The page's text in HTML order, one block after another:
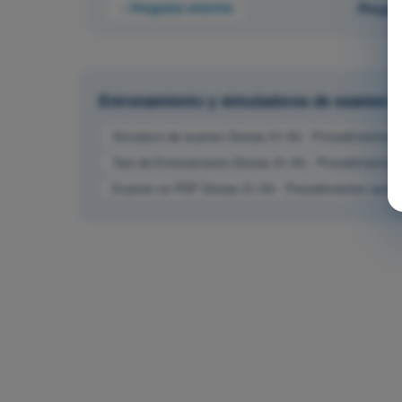
Pregunta anterior
Entrenamiento y simuladores de examen
Test de Entrenamiento Drones A1-A3 -
Examen en PDF Drones A1-A3 - Procedimientos